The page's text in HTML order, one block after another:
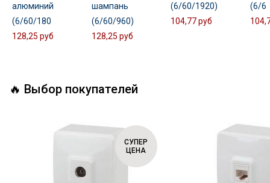
алюминий
(6/60/180
128,25 руб
шампань
(6/60/960)
128,25 руб
(6/60/1920)
104,77 руб
(6/6
🔥 Выбор покупателей
СУПЕР
ЦЕНА